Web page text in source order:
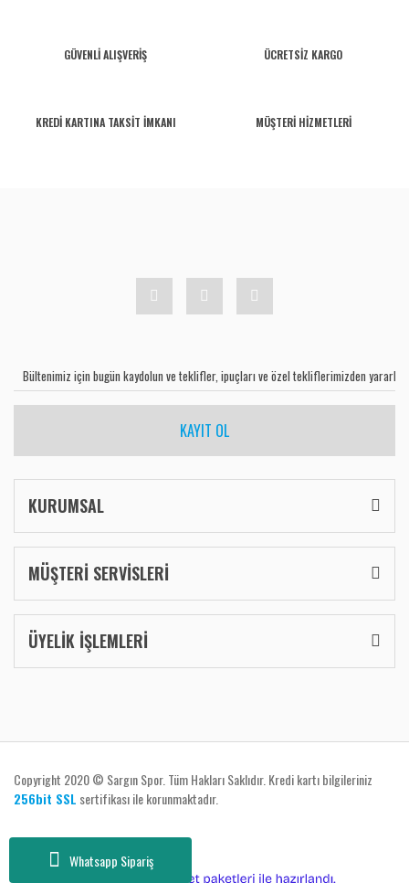
Whatsapp Sipariş
GÜVENLİ ALIŞVERİŞ ÜCRETSİZ KARGO
KREDİ KARTINA TAKSİT İMKANI MÜŞTERİ HİZMETLERİ
KAYIT OL
KURUMSAL
MÜŞTERİ SERVİSLERİ
ÜYELİK İŞLEMLERİ
Copyright 2020 © Sargın Spor. Tüm Hakları Saklıdır. Kredi kartı bilgileriniz
256bit SSL sertifikası ile korunmaktadır.
e-